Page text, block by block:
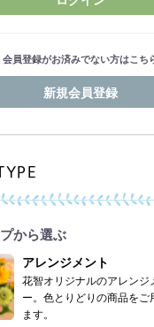
会員登録がお済みでない方はこち
新規会員登録
から選ぶ
アレンジメント
花智オリジナルのアレンジ
ー。色とりどりの商品をご
ます。